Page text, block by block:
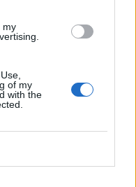
my
of my
with the